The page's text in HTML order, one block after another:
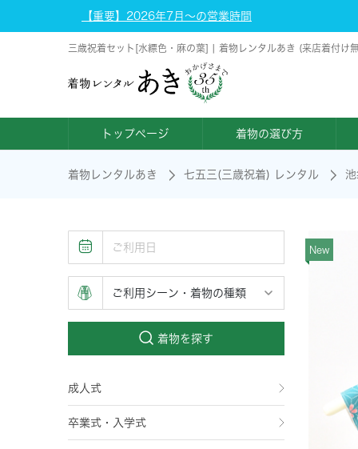
【重要】2026年7月～の営業時間
三歳祝着セット[水縹色・麻の葉] | 着物レンタルあき (来店着付け
トップページ 着物の選び方
着物レンタルあき 七五三(三歳祝着) レンタル
着物を探す
成人式
卒業式・入学式
New